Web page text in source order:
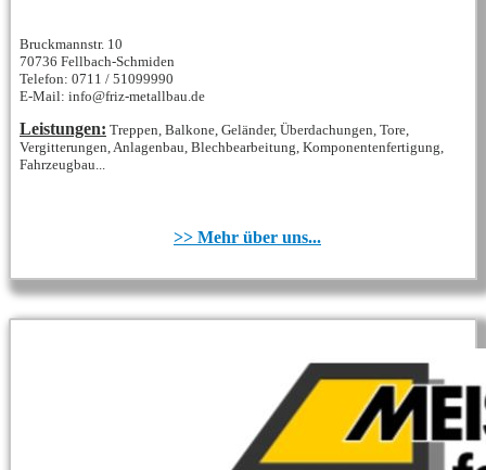
Bruckmannstr. 10
70736 Fellbach-Schmiden
Telefon: 0711 / 51099990
E-Mail: info@friz-metallbau.de
Leistungen: Treppen, Balkone, Geländer, Überdachungen, Tore,
Vergitterungen, Anlagenbau, Blechbearbeitung, Komponentenfertigung,
Fahrzeugbau...
>> Mehr über uns...